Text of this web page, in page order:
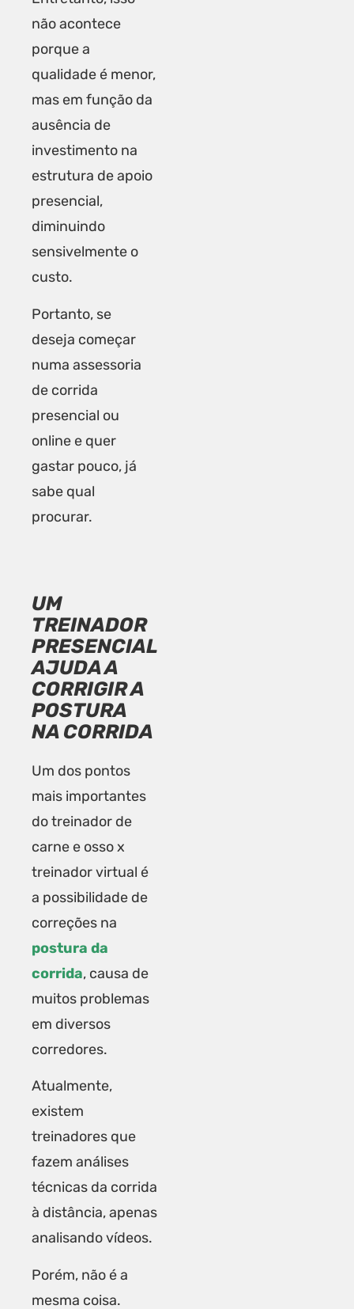
não acontece
porque a
qualidade é menor,
mas em função da
ausência de
investimento na
estrutura de apoio
presencial,
diminuindo
sensivelmente o
custo.
Portanto, se
deseja começar
numa assessoria
de corrida
presencial ou
online e quer
gastar pouco, já
sabe qual
procurar.
UM
TREINADOR
PRESENCIAL
AJUDA A
CORRIGIR A
POSTURA
NA CORRIDA
Um dos pontos
mais importantes
do treinador de
carne e osso x
treinador virtual é
a possibilidade de
correções na
postura da
corrida, causa de
muitos problemas
em diversos
corredores.
Atualmente,
existem
treinadores que
fazem análises
técnicas da corrida
à distância, apenas
analisando vídeos.
Porém, não é a
mesma coisa.